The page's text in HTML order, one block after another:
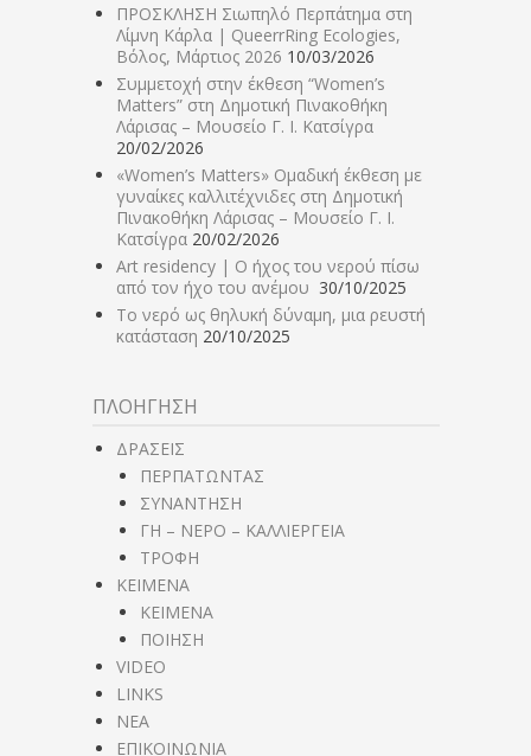
ΠΡΟΣΚΛΗΣΗ Σιωπηλό Περπάτημα στη
Λίμνη Κάρλα | QueerrRing Ecologies,
Βόλος, Μάρτιος 2026 10/03/2026
Συμμετοχή στην έκθεση “Women’s
Matters” στη Δημοτική Πινακοθήκη
Λάρισας – Μουσείο Γ. Ι. Κατσίγρα
20/02/2026
«Women’s Matters» Ομαδική έκθεση με
γυναίκες καλλιτέχνιδες στη Δημοτική
Πινακοθήκη Λάρισας – Μουσείο Γ. Ι.
Κατσίγρα 20/02/2026
Art residency | Ο ήχος του νερού πίσω
από τον ήχο του ανέμου 30/10/2025
Το νερό ως θηλυκή δύναμη, μια ρευστή
κατάσταση 20/10/2025
ΠΛΟΗΓΗΣΗ
ΔΡΑΣΕΙΣ
ΠΕΡΠΑΤΩΝΤΑΣ
ΣΥΝΑΝΤΗΣΗ
ΓΗ – ΝΕΡΟ – ΚΑΛΛΙΕΡΓΕΙΑ
ΤΡΟΦΗ
ΚΕΙΜΕΝΑ
ΚΕΙΜΕΝΑ
ΠΟΙΗΣΗ
VIDEO
LINKS
NEA
ΕΠΙΚΟΙΝΩΝΙΑ